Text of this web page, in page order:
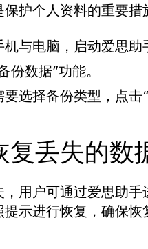
护个人资料的重要
与电脑，启动爱思助
份数据”功能。
选择备份类型，点击“
复丢失的数
用户可通过爱思助
示进行恢复，确保恢